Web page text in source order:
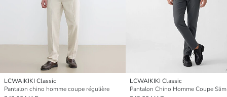
LCWAIKIKI Classic
Pantalon chino homme coupe régulière
LCWAIKIKI Classic
Pantalon Chino Homme Coupe Slim